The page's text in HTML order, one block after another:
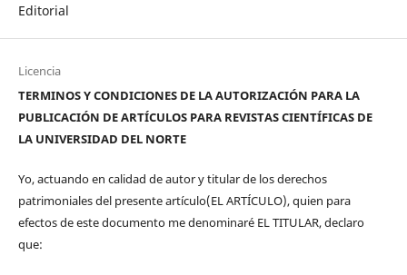
Editorial
Licencia
TERMINOS Y CONDICIONES DE LA AUTORIZACIÓN PARA LA
PUBLICACIÓN DE ARTÍCULOS PARA REVISTAS CIENTÍFICAS DE
LA UNIVERSIDAD DEL NORTE
Yo, actuando en calidad de autor y titular de los derechos
patrimoniales del presente artículo(EL ARTÍCULO), quien para
efectos de este documento me denominaré EL TITULAR, declaro
que: